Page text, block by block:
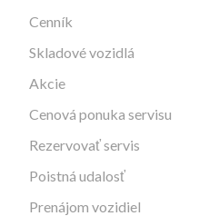
Cenník
Skladové vozidlá
Akcie
Cenová ponuka servisu
Rezervovať servis
Poistná udalosť
Prenájom vozidiel